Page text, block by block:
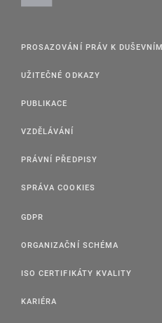
PROSAZOVÁNÍ PRÁV K
UŽITEČNÉ ODKAZY
PUBLIKACE
VZDĚLÁVÁNÍ
PRÁVNÍ PŘEDPISY
SPRÁVA COOKIES
GDPR
ORGANIZAČNÍ SCHÉMA
ISO CERTIFIKÁTY KVALITY
KARIÉRA